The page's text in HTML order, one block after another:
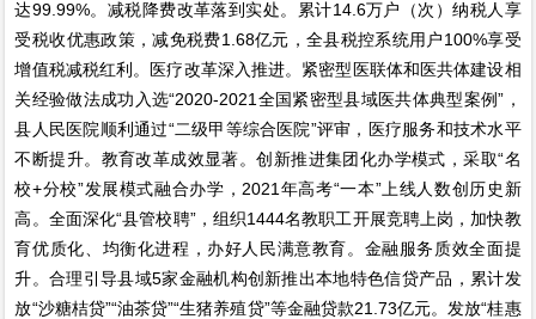
达99.99%。减税降费改革落到实处。累计14.6万户（次）纳税人享
受税收优惠政策，减免税费1.68亿元，全县税控系统用户100%享受
增值税减税红利。医疗改革深入推进。紧密型医联体和医共体建设相
关经验做法成功入选“2020-2021全国紧密型县域医共体典型案例”，
县人民医院顺利通过“二级甲等综合医院”评审，医疗服务和技术水平
不断提升。教育改革成效显著。创新推进集团化办学模式，采取“名
校+分校”发展模式融合办学，2021年高考“一本”上线人数创历史新
高。全面深化“县管校聘”，组织1444名教职工开展竞聘上岗，加快教
育优质化、均衡化进程，办好人民满意教育。金融服务质效全面提
升。合理引导县域5家金融机构创新推出本地特色信贷产品，累计发
放“沙糖桔贷”“油茶贷”“生猪养殖贷”等金融贷款21.73亿元。发放“桂惠